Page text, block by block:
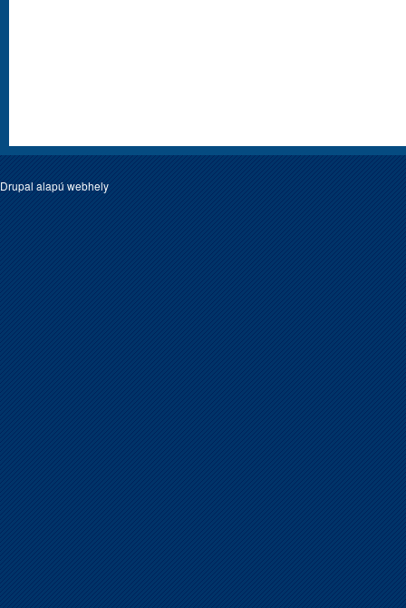
Drupal alapú webhely